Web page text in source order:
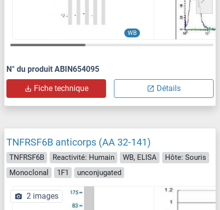
WB
N° du produit ABIN654095
Fiche technique Détails
TNFRSF6B anticorps (AA 32-141)
TNFRSF6B Reactivité: Humain WB, ELISA
Hôte: Souris
Monoclonal
1F1 unconjugated
2 images